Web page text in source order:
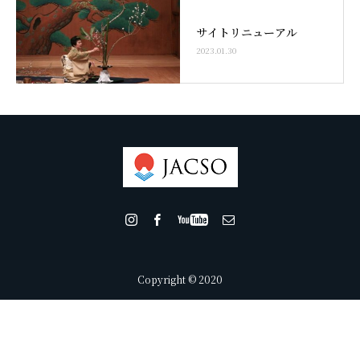
サイトリニューアル
2023.01.30
Copyright © 2020